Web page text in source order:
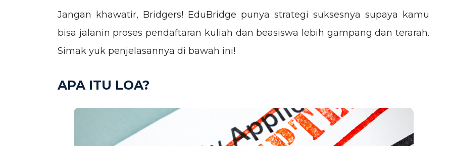
Jangan khawatir, Bridgers! EduBridge punya strategi suksesnya supaya kamu
bisa jalanin proses pendaftaran kuliah dan beasiswa lebih gampang dan terarah.
Simak yuk penjelasannya di bawah ini!
APA ITU LOA?